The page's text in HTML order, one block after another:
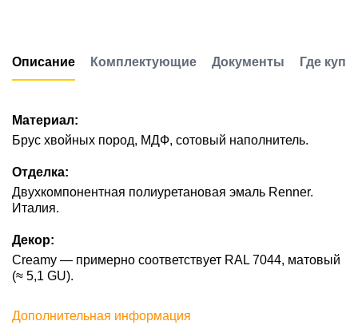
Описание Комплектующие Документы Где
Материал:
Брус хвойных пород, МДФ, сотовый наполнитель.
Отделка:
Двухкомпонентная полиуретановая эмаль Renner.
Италия.
Декор:
Creamy — примерно соответствует RAL 7044, матовый
(≈ 5,1 GU).
Дополнительная информация